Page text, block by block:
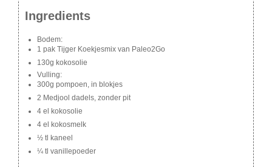
Ingredients
Bodem:
1 pak Tijger Koekjesmix van Paleo2Go
130g kokosolie
Vulling:
300g pompoen, in blokjes
2 Medjool dadels, zonder pit
4 el kokosolie
4 el kokosmelk
½ tl kaneel
¼ tl vanillepoeder